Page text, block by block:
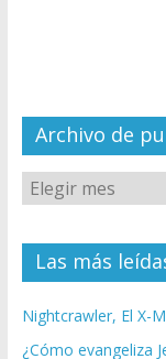
Archivo de
Las más
Nightcrawler, El X-
¿Cómo evangeliza